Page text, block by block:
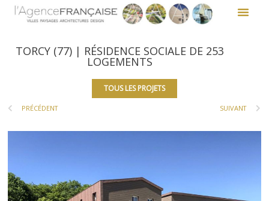
TORCY (77) | RÉSIDENCE SOCIALE DE 253
LOGEMENTS
TOUS LES PROJETS
PRÉCÉDENT SUIVANT